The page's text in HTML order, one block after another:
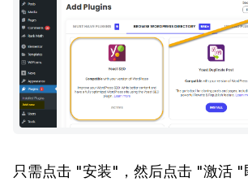
只需点击 "安装"，然后点击 "激活 "